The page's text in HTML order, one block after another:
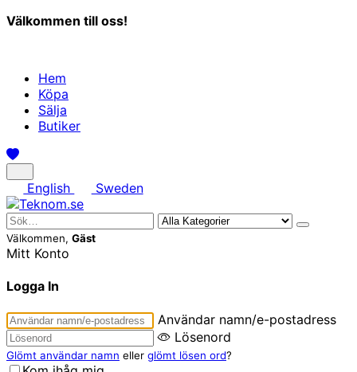
Välkommen till oss!
Hem
Köpa
Sälja
Butiker
English Sweden
Välkommen, Gäst
Mitt Konto
Logga In
Användar namn/e-postadress
Lösenord
Glömt användar namn eller glömt lösen ord?